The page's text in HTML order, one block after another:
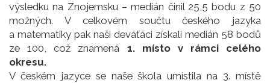
výsledku na Znojemsku – medián činil 25,5 bodu z 50
možných. V celkovém součtu českého jazyka
a matematiky pak naši deváťáci získali medián 58 bodů
ze 100, což znamená 1. místo v rámci celého
okresu.
V českém jazyce se naše škola umístila na 3. místě